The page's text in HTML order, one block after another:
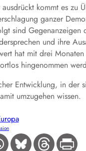
kommt es zu
ganzer
sind Gegenanzeigen
und ihre
hat mit drei
hingenommen
Entwicklung, in der
umzugehen wissen.